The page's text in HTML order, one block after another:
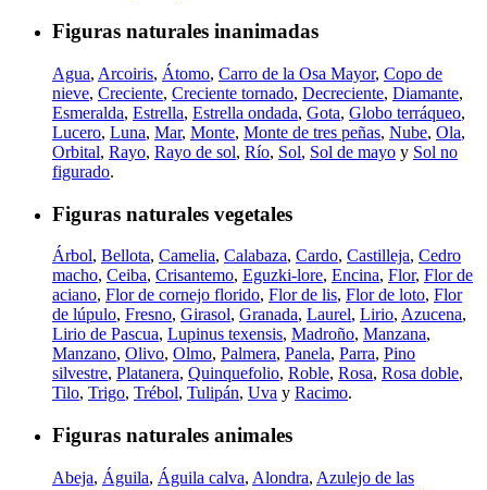
Figuras naturales inanimadas
Agua, Arcoiris, Átomo, Carro de la Osa Mayor, Copo de
nieve, Creciente, Creciente tornado, Decreciente, Diamante,
Esmeralda, Estrella, Estrella ondada, Gota, Globo terráqueo,
Lucero, Luna, Mar, Monte, Monte de tres peñas, Nube, Ola,
Orbital, Rayo, Rayo de sol, Río, Sol, Sol de mayo y Sol no
figurado.
Figuras naturales vegetales
Árbol, Bellota, Camelia, Calabaza, Cardo, Castilleja, Cedro
macho, Ceiba, Crisantemo, Eguzki-lore, Encina, Flor, Flor de
aciano, Flor de cornejo florido, Flor de lis, Flor de loto, Flor
de lúpulo, Fresno, Girasol, Granada, Laurel, Lirio, Azucena,
Lirio de Pascua, Lupinus texensis, Madroño, Manzana,
Manzano, Olivo, Olmo, Palmera, Panela, Parra, Pino
silvestre, Platanera, Quinquefolio, Roble, Rosa, Rosa doble,
Tilo, Trigo, Trébol, Tulipán, Uva y Racimo.
Figuras naturales animales
Abeja, Águila, Águila calva, Alondra, Azulejo de las